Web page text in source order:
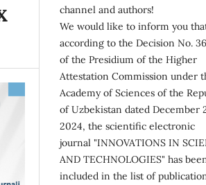
channel and authors!
We would like to inform you
according to the Decision No.
of the Presidium of the Higher
Attestation Commission under
Academy of Sciences of the
of Uzbekistan dated December
2024, the scientific electronic
journal "INNOVATIONS IN
AND TECHNOLOGIES" has
included in the list of